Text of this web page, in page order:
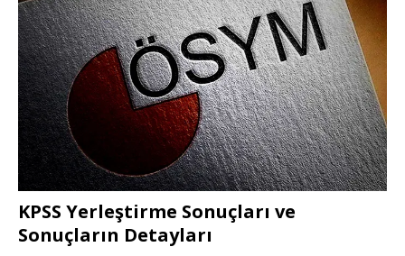
KPSS Yerleştirme Sonuçları ve
Sonuçların Detayları